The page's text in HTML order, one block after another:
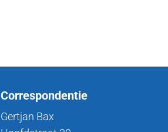
Correspondentie
Gertjan Bax